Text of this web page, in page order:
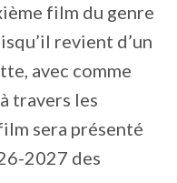
film du genre
revient d’un
avec comme
travers les
sera présenté
2027 des